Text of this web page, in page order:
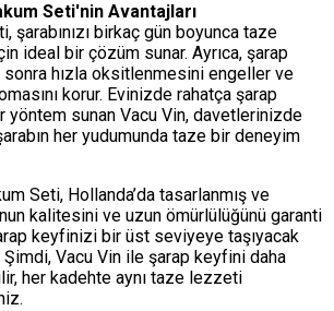
Seti'nin Avantajları
şarabınızı birkaç gün boyunca taze
ideal bir çözüm sunar. Ayrıca, şarap
sonra hızla oksitlenmesini engeller ve
korur. Evinizde rahatça şarap
yöntem sunan Vacu Vin, davetlerinizde
her yudumunda taze bir deneyim
Seti, Hollanda’da tasarlanmış ve
kalitesini ve uzun ömürlülüğünü garanti
keyfinizi bir üst seviyeye taşıyacak
Vacu Vin ile şarap keyfini daha
her kadehte aynı taze lezzeti